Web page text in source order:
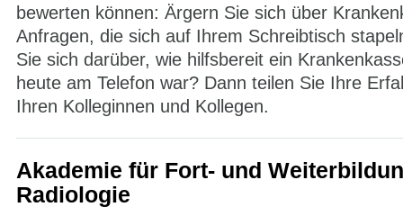
bewerten können: Ärgern Sie sich über
Anfragen, die sich auf Ihrem Schreibtisch
Sie sich darüber, wie hilfsbereit ein
heute am Telefon war? Dann teilen Sie Ihre
Ihren Kolleginnen und Kollegen.
Akademie für Fort- und
Radiologie